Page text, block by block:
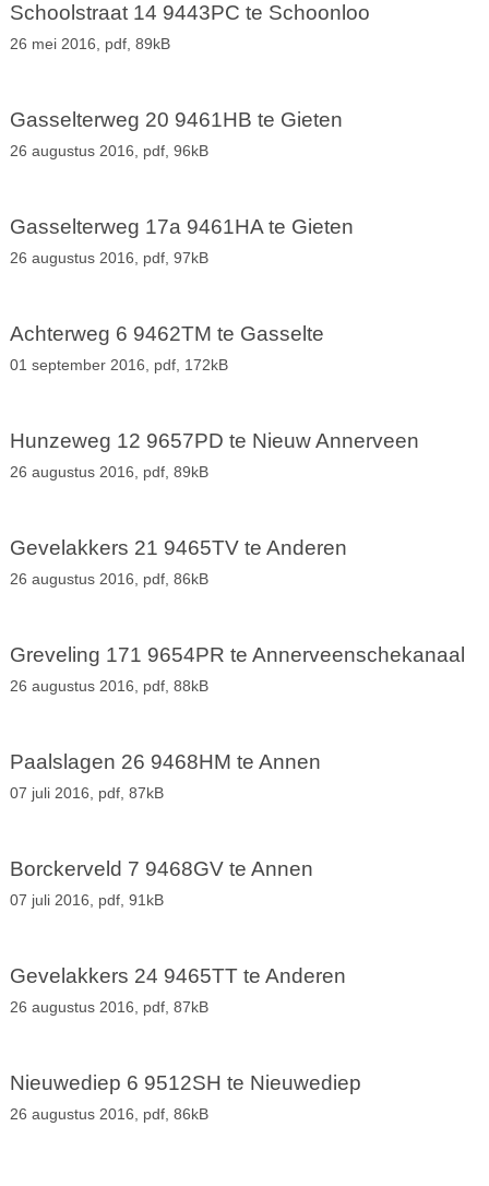
Schoolstraat 14 9443PC te Schoonloo
26 mei 2016, pdf, 89kB
Gasselterweg 20 9461HB te Gieten
26 augustus 2016, pdf, 96kB
Gasselterweg 17a 9461HA te Gieten
26 augustus 2016, pdf, 97kB
Achterweg 6 9462TM te Gasselte
01 september 2016, pdf, 172kB
Hunzeweg 12 9657PD te Nieuw Annerveen
26 augustus 2016, pdf, 89kB
Gevelakkers 21 9465TV te Anderen
26 augustus 2016, pdf, 86kB
Greveling 171 9654PR te Annerveenschekanaal
26 augustus 2016, pdf, 88kB
Paalslagen 26 9468HM te Annen
07 juli 2016, pdf, 87kB
Borckerveld 7 9468GV te Annen
07 juli 2016, pdf, 91kB
Gevelakkers 24 9465TT te Anderen
26 augustus 2016, pdf, 87kB
Nieuwediep 6 9512SH te Nieuwediep
26 augustus 2016, pdf, 86kB